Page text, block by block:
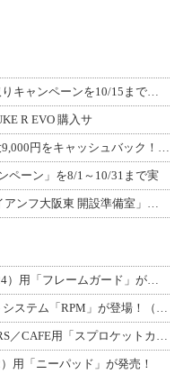
R EVO 購入サ
ペーン」を8/1～10/31まで実
用「ニーパッド」が発売！